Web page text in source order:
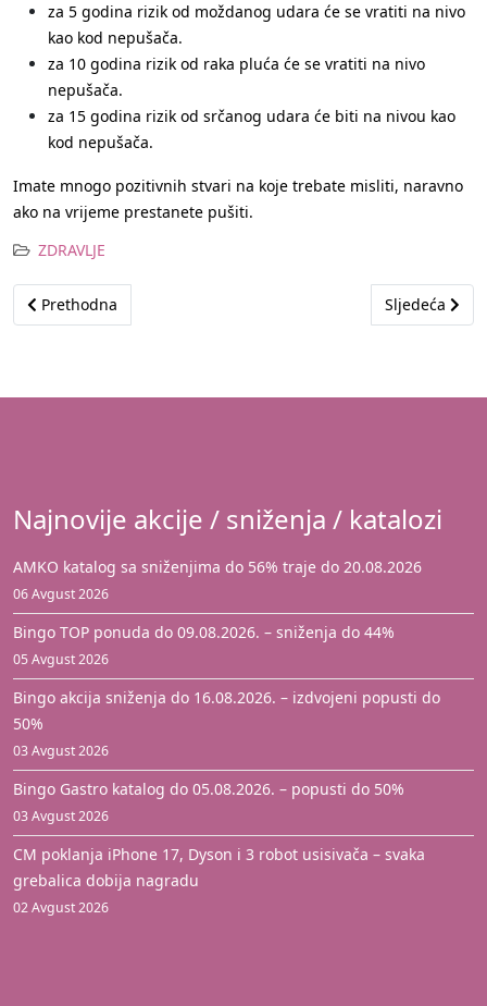
za 5 godina rizik od moždanog udara će se vratiti na nivo
kao kod nepušača.
za 10 godina rizik od raka pluća će se vratiti na nivo
nepušača.
za 15 godina rizik od srčanog udara će biti na nivou kao
kod nepušača.
Imate mnogo pozitivnih stvari na koje trebate misliti, naravno
ako na vrijeme prestanete pušiti.
ZDRAVLJE
Prethodni članak: 8 top namirnica za ravan stomak
Prethodna Sljedeći
Sljedeća
Najnovije akcije / sniženja / katalozi
AMKO katalog sa sniženjima do 56% traje do 20.08.2026
06 Avgust 2026
Bingo TOP ponuda do 09.08.2026. – sniženja do 44%
05 Avgust 2026
Bingo akcija sniženja do 16.08.2026. – izdvojeni popusti do
50%
03 Avgust 2026
Bingo Gastro katalog do 05.08.2026. – popusti do 50%
03 Avgust 2026
CM poklanja iPhone 17, Dyson i 3 robot usisivača – svaka
grebalica dobija nagradu
02 Avgust 2026